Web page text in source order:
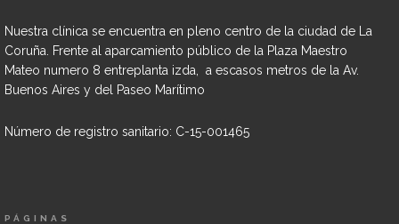
Nuestra clínica se encuentra en pleno centro de la ciudad de La
Coruña. Frente al aparcamiento público de la Plaza Maestro
Mateo numero 8 entreplanta izda, a escasos metros de la Av.
Buenos Aires y del Paseo Marítimo
Número de registro sanitario: C-15-001465
PÁGINAS